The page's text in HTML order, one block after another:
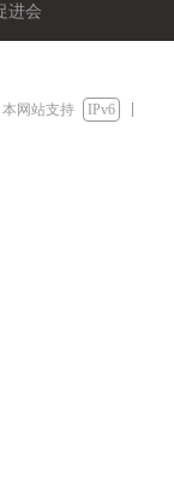
进会
本网站支持
IPv6